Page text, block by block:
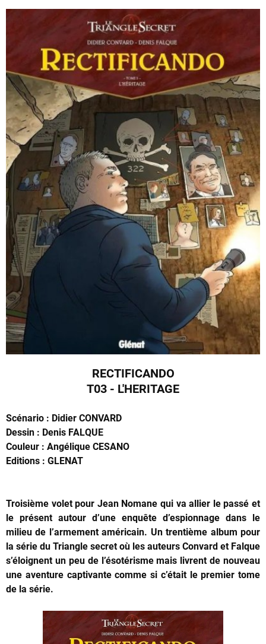
RECTIFICANDO
T03 - L'HERITAGE
Scénario : Didier CONVARD
Dessin : Denis FALQUE
Couleur : Angélique CESANO
Editions : GLENAT
Troisième volet pour Jean Nomane qui va allier le passé et
le présent autour d’une enquête d’espionnage dans le
milieu de l’armement américain. Un trentième album pour
la série du Triangle secret où les auteurs Convard et Falque
s’éloignent un peu de l’ésotérisme mais livrent de nouveau
une aventure captivante comme si c’était le premier tome
de la série.